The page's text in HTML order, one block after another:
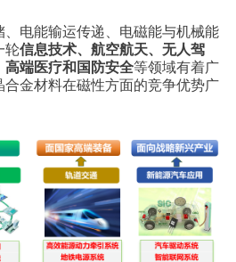
、电能输运传递、电磁能与机械能
轮信息技术、航空航天、无人驾
高端医疗和国防安全等领域有着广
金材料在磁性方面的竞争优势广